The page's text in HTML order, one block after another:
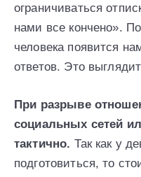
ограничиваться
нами все кончено».
человека появится
ответов. Это
При разрыве
социальных сетей
тактично. Так как у
подготовиться, то